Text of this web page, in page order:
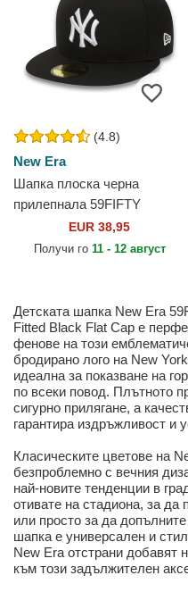
(4.8)
New Era
Шапка плоска черна
прилепнала 59FIFTY
Essential на New York
Yankees MLB от New Era
EUR 38,95
Получи го 11 - 12 август
Детската шапка New Era
Fitted Black Flat Cap е
фенове на този
бродирано лого на New
идеална за показване на
по всеки повод. Плътното
сигурно прилягане, а
гарантира издръжливост и
Класическите цветове на
безпроблемно с вечния
най-новите тенденции в
отивате на стадиона, за
или просто за да
шапка е универсален и
New Era отстрани добавят
към този задължителен